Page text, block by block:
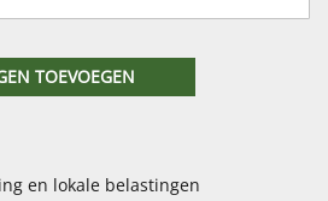
TOEVOEGEN
en lokale belastingen